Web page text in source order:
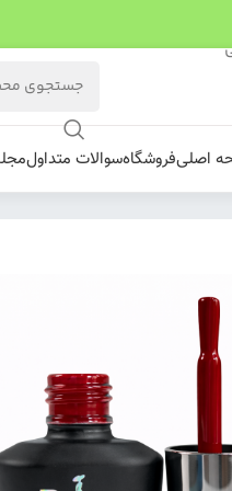
اصلیفروشگاهسوالات متداول